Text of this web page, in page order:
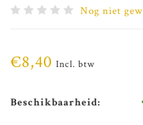
Nog niet
€8,40 Incl. btw
Beschikbaarheid: